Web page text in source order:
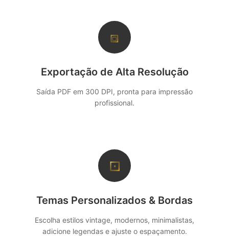
⧈
Exportação de Alta Resolução
Saída PDF em 300 DPI, pronta para impressão
profissional.
⊡
Temas Personalizados & Bordas
Escolha estilos vintage, modernos, minimalistas,
adicione legendas e ajuste o espaçamento.